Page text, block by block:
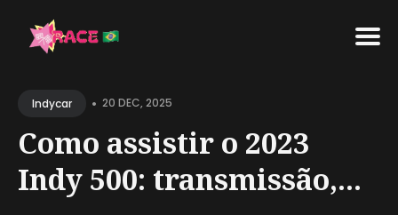
forIndycar • 20 DEC, 2025
Como assistir o 2023
Indy 500: transmissão,...